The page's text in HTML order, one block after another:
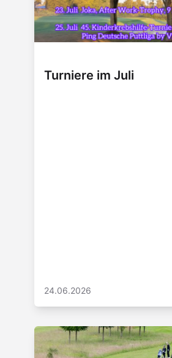
Turniere im Juli
24.06.2026